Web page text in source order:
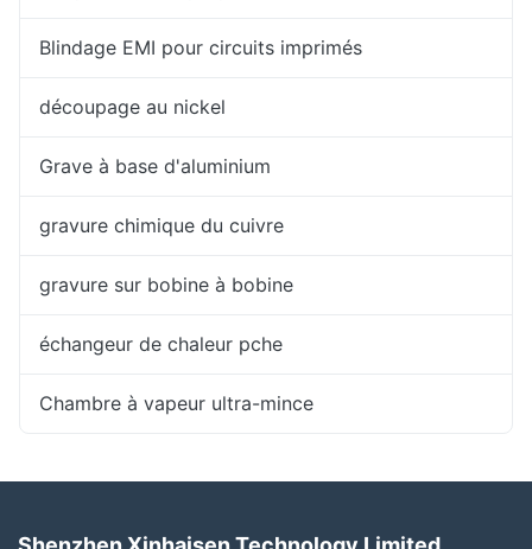
Blindage EMI pour circuits imprimés
découpage au nickel
Grave à base d'aluminium
gravure chimique du cuivre
gravure sur bobine à bobine
échangeur de chaleur pche
Chambre à vapeur ultra-mince